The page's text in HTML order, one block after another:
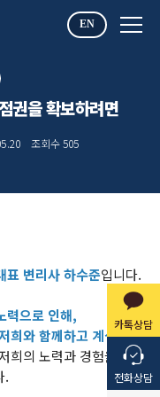
EN
카톡상담
전화상담
권을 확보하려면
조회수505
표 변리사 하수준입니다.
력으로 인해,
희와 함께하고 계십니다.
희의 노력과 경험을 인정
.